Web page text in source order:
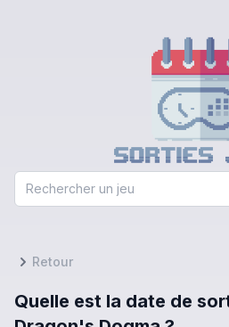
Retour
Quelle est la date de